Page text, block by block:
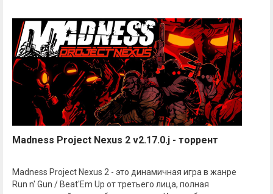
Madness Project Nexus 2 v2.17.0.j - торрент
Madness Project Nexus 2 - это динамичная игра в жанре
Run n' Gun / Beat'Em Up от третьего лица, полная